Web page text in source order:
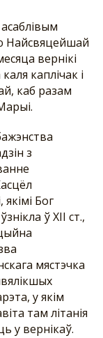
Найсвяцейшай
вернікі
каплічак і
каб разам
з
якімі Бог
ў ХІІ ст.,
мястэчка
у якім
там літанія
у вернікаў.